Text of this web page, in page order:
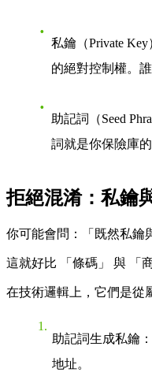
私鑰（Private Key
的絕對控制權。
助記詞（Seed
詞就是你保險庫的
拒絕混淆：私鑰
你可能會問：「既然私鑰
這就好比 「條碼」 與 「
在技術邏輯上，它們是從
助記詞生成私鑰
地址。